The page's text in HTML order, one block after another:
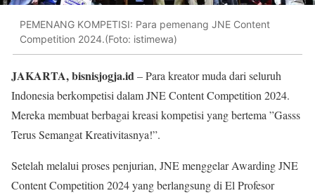
PEMENANG KOMPETISI: Para pemenang JNE Content
Competition 2024.(Foto: istimewa)
JAKARTA, bisnisjogja.id– Para kreator muda dari seluruh
Indonesia berkompetisi dalam JNE Content Competition 2024.
Mereka membuat berbagai kreasi kompetisi yang bertema ”Gasss
Terus Semangat Kreativitasnya!”.
Setelah melalui proses penjurian, JNE menggelar Awarding JNE
Content Competition 2024 yang berlangsung di El Profesor